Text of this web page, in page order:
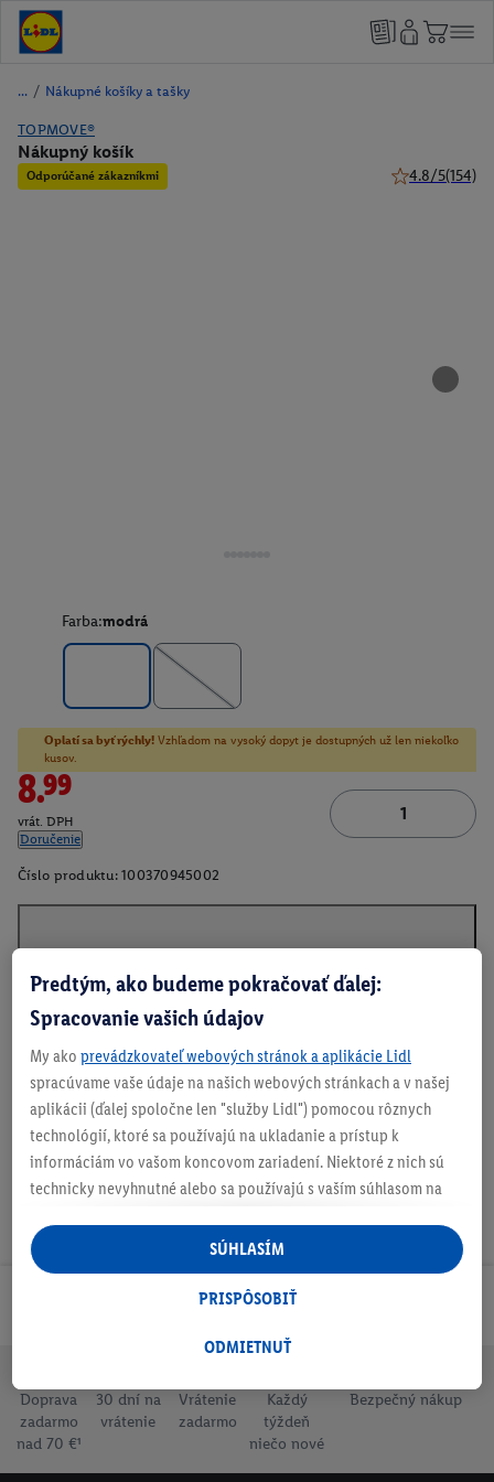
/ Nákupné košíky a tašky
TOPMOVE®
Nákupný košík
Odporúčané zákazníkmi 4.8/5(154)
Farba:modrá
Oplatí sa byť rýchly! Vzhľadom na vysoký dopyt je dostupných už len niekoľko
kusov.
8.99
vrát. DPH
Doručenie
Číslo produktu: 100370945002
O produkte
Na stiahnutie
Odoberaj Newsletter!
Doprava
zadarmo
nad 70 €¹
30 dní na
vrátenie
Vrátenie
zadarmo
Každý
týždeň
niečo nové
Bezpečný nákup
Predtým, ako budeme pokračovať ďalej:
Spracovanie vašich údajov
My ako prevádzkovateľ webových stránok a aplikácie Lidl
spracúvame vaše údaje na našich webových stránkach a v našej
aplikácii (ďalej spoločne len "služby Lidl") pomocou rôznych
technológií, ktoré sa používajú na ukladanie a prístup k
informáciám vo vašom koncovom zariadení. Niektoré z nich sú
technicky nevyhnutné alebo sa používajú s vaším súhlasom na
personalizovanú reklamu v rámci služieb Lidl aj mimo nich. Ak
ste účastníkom programu Lidl Plus, na tieto účely sa spracúvajú
aj údaje z vášho nákupného správania v obchode.
následne si vytvoríte účet Lidl Plus alebo sa prihlásite do svojho
tiež vytvoriť špeciálny online identifikátor z e-mailovej adresy,
ktorú tam uvediete, aby sme vás mohli rozpoznať v službách
prevádzkovaných tretími stranami a zobrazovať vám
ODMIETNUŤ
PRISPÔSOBIŤ
SÚHLASÍM